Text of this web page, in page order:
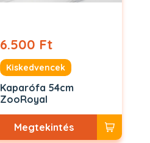
6.500 Ft
Kiskedvencek
Kaparófa 54cm
ZooRoyal
Megtekintés